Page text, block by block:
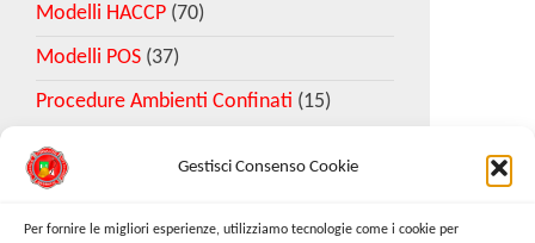
Gestisci Consenso Cookie
Per fornire le migliori esperienze, utilizziamo tecnologie come i cookie per
Modelli HACCP (70)
Modelli POS (37)
Procedure Ambienti Confinati (15)